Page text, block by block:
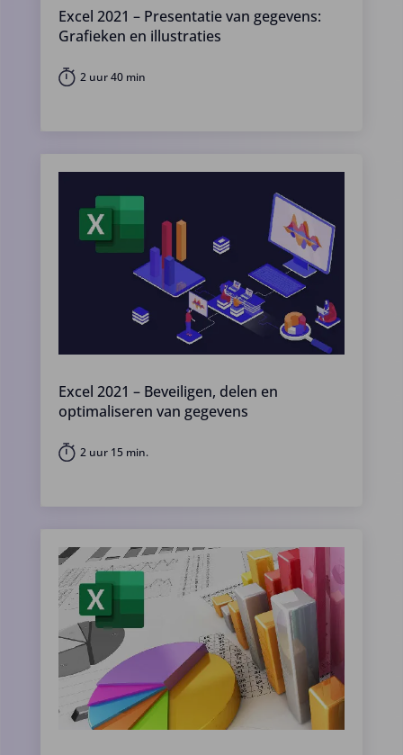
Excel 2021 – Presentatie van gegevens:
Grafieken en illustraties
2 uur 40 min
Excel 2021 – Beveiligen, delen en
optimaliseren van gegevens
2 uur 15 min.